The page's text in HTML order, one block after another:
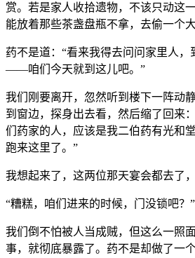
赏。若是家人收拾遗物，不该只动这
能放着那些茶盏盘瓶不拿，去偷一个大
药不是道：“看来我得去问问家里人，
——咱们今天就到这儿吧。”
我们刚要离开，忽然听到楼下一阵动
到窗边，探身出去看，然后缩了回来
们药家的人，应该是我二伯药有光和
跑来这里了。”
我想起来了，这两位那天宴会都去了
“糟糕，咱们进来的时候，门没锁吧？”
我们倒不怕被人当成贼，但这么一照
事，就彻底暴露了。药不是却做了一